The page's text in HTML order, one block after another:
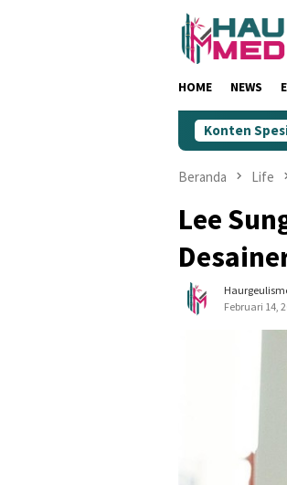
HOME NEWS
Konten
KIM Jawa Barat
Beranda Life
Lee
Februari 14,